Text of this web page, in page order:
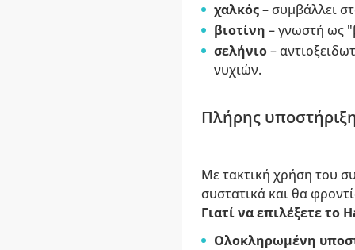
χαλκός– συμβάλλει
βιοτίνη – γνωστή ως
σελήνιο–
νυχιών.
Πλήρης
Με τακτική χρήση του
συστατικά και θα
Γιατί να επιλέξετε το
Ολοκληρωμένη